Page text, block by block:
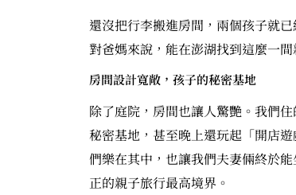
還沒把行李搬進房間，兩個孩子就
對爸媽來說，能在澎湖找到這麼一
房間設計寬敞，孩子的秘密基地
除了庭院，房間也讓人驚艷。我們
秘密基地，甚至晚上還玩起「開店
們樂在其中，也讓我們夫妻倆終於
正的親子旅行最高境界。